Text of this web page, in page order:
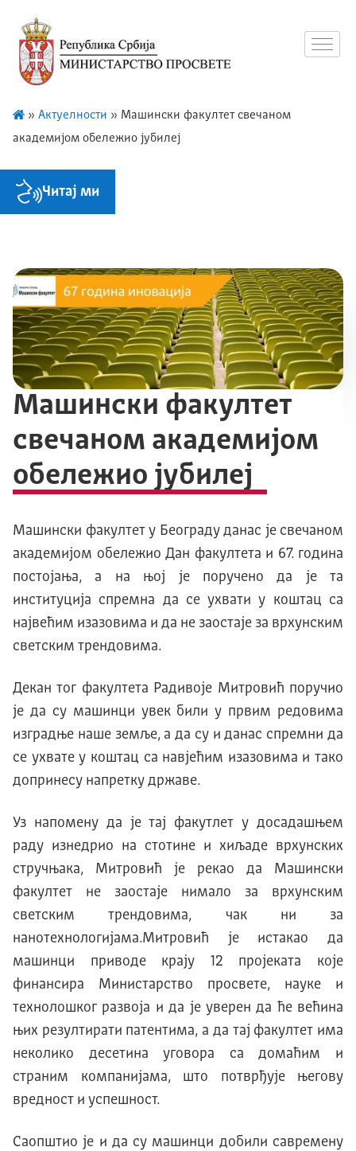
» Актуелности » Mашински факултет свечаном
академиjом обележио jубилеj
Читај ми
Mашински факултет
свечаном академиjом
обележио jубилеj
Mашински факултет у Београду данас jе свечаном
академиjом обележио Дан факултета и 67. година
постоjања, а на њоj jе поручено да jе та
институциjа спремна да се ухвати у коштац са
наjвећим изазовима и да не заостаjе за врхунским
светским трендовима.
Декан тог факултета Радивоje Mитровић поручио
jе да су машинци увек били у првим редовима
изградње наше земље, а да су и данас спремни да
се ухвате у коштац са навjећим изазовима и тако
допринесу напретку државе.
Уз напомену да jе таj факутлет у досадашњем
раду изнедрио на стотине и хиљаде врхунских
стручњака, Mитровић jе рекао да Mашински
факултет не заостаjе нимало за врхунским
светским трендовима, чак ни за
нанотехнологиjама.Mитровић jе истакао да
машинци приводе краjу 12 проjеката коjе
финансира Mинистарство просвете, науке и
технолошког развоjа и да jе уверен да ће већина
њих резултирати патентима, а да таj факултет има
неколико десетина уговора са домаћим и
страним компаниjама, што потврђуjе његову
вредност и успешност.
Саопштио jе и да су машинци добили савремену